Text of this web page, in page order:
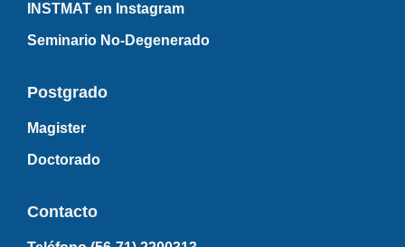
INSTMAT en Instagram
Seminario No-Degenerado
Postgrado
Magister
Doctorado
Contacto